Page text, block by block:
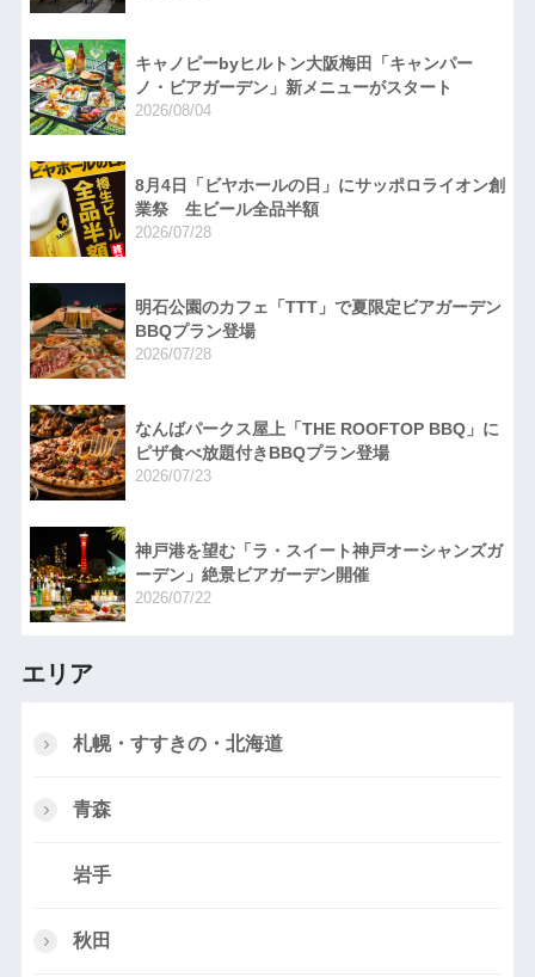
キャノピーbyヒルトン大阪梅田「キャンパー
ノ・ビアガーデン」新メニューがスタート
2026/08/04
8月4日「ビヤホールの日」にサッポロライオン創
業祭 生ビール全品半額
2026/07/28
明石公園のカフェ「TTT」で夏限定ビアガーデン
BBQプラン登場
2026/07/28
なんばパークス屋上「THE ROOFTOP BBQ」に
ピザ食べ放題付きBBQプラン登場
2026/07/23
神戸港を望む「ラ・スイート神戸オーシャンズガ
ーデン」絶景ビアガーデン開催
2026/07/22
エリア
札幌・すすきの・北海道
青森
岩手
秋田